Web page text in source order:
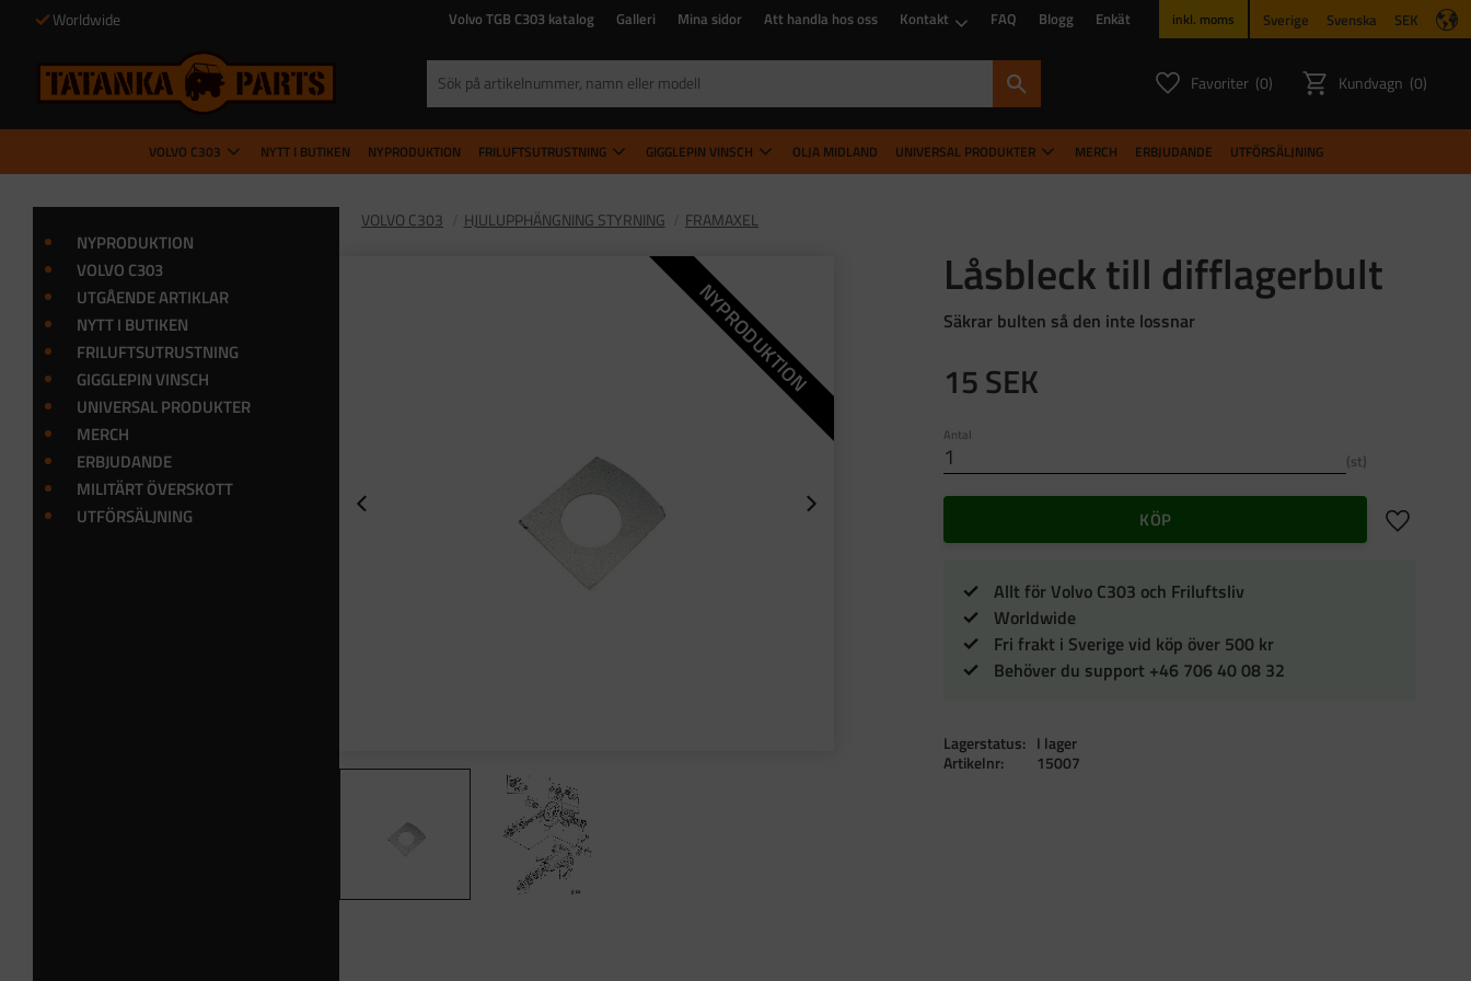
Worldwide Volvo TGB C303 katalog Galleri Mina sidor Att handla hos oss Kontakt FAQ Blogg Enkät inkl. moms Sverige Svenska SEK
FavoriterANTAL FAVORITER:
0 Kundvagn ANTAL
0
VOLVO C303 NYTT I BUTIKEN NYPRODUKTION FRILUFTSUTRUSTNING GIGGLEPIN VINSCH OLJA MIDLAND UNIVERSAL PRODUKTER MERCH ERBJUDANDE UTFÖRSÄLJNING
VOLVO C303 HJULUPPHÄNGNING STYRNING FRAMAXEL
Låsbleck till difflagerbult
Säkrar bulten så den inte lossnar
NYPRODUKTION 15SEK
Antal
st
KÖP Lägg till i
Allt för Volvo C303 och Friluftsliv
Worldwide
Fri frakt i Sverige vid köp över 500 kr
Behöver du support +46 706 40 08 32
Lagerstatus
I lager
Artikelnr
15007
NYPRODUKTION
VOLVO C303
UTGÅENDE ARTIKLAR
NYTT I BUTIKEN
FRILUFTSUTRUSTNING
GIGGLEPIN VINSCH
UNIVERSAL PRODUKTER
MERCH
ERBJUDANDE
MILITÄRT ÖVERSKOTT
UTFÖRSÄLJNING